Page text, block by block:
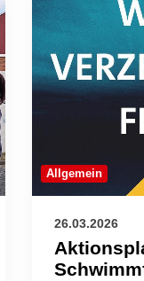
Allgemein
26.03.2026